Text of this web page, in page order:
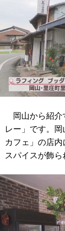
岡山から紹介
レー」です。
カフェ」の店
スパイスが飾ら